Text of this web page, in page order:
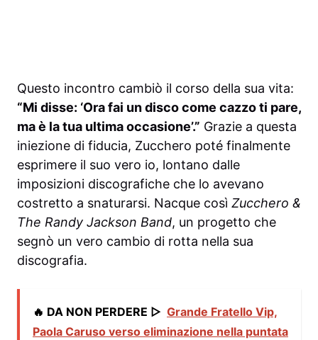
Questo incontro cambiò il corso della sua vita:
“Mi disse: ‘Ora fai un disco come cazzo ti pare,
ma è la tua ultima occasione’.” Grazie a questa
iniezione di fiducia, Zucchero poté finalmente
esprimere il suo vero io, lontano dalle
imposizioni discografiche che lo avevano
costretto a snaturarsi. Nacque così Zucchero &
The Randy Jackson Band, un progetto che
segnò un vero cambio di rotta nella sua
discografia.
🔥 DA NON PERDERE ▷ Grande Fratello Vip,
Paola Caruso verso eliminazione nella puntata